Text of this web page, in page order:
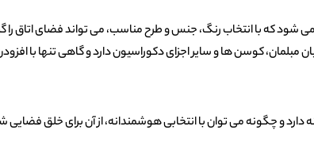
که با انتخاب رنگ، جنس و طرح مناسب، می‌ تواند فضای اتاق را
کوسن‌ ها و سایر اجزای دکوراسیون دارد و گاهی تنها با
و چگونه می‌ توان با انتخابی هوشمندانه، از آن برای خلق